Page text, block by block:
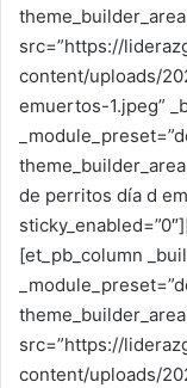
src=”https://
content/uploads/
emuertos-1.jpeg”
de perritos día d
[et_pb_column
src=”https://
content/uploads/